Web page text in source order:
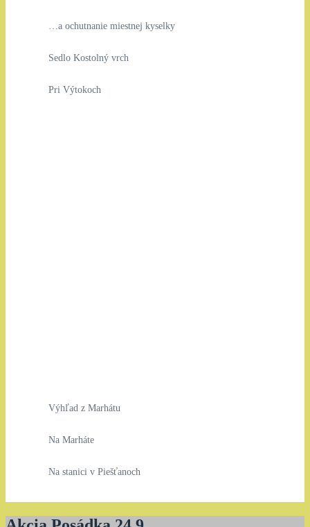
…a ochutnanie miestnej kyselky
Sedlo Kostolný vrch
Pri Výtokoch
Výhľad z Marhátu
Na Marháte
Na stanici v Piešťanoch